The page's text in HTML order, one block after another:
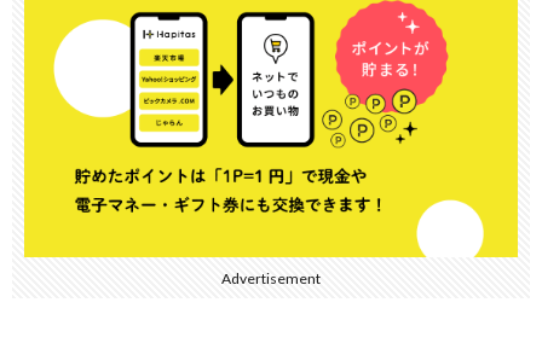
Advertisement